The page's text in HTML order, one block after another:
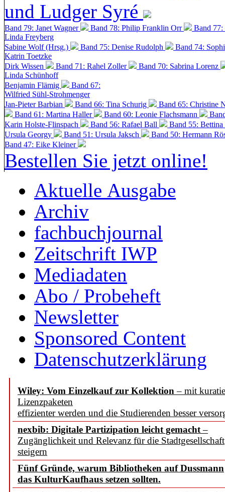
und Ludger Syré
Band 79: Janet Wagner Band 78: Philip Franklin Orr
Band
Linda Freyberg
Sabine Wolf (Hrsg.)
Band 75: Denise Rudolph
Band 74:
Katrin Toetzke
Dirk Wissen
Band 71: Rahel Zoller
Band 70: Sabrina Lorenz
Linda Schünhoff
Benjamin Flämig
Band 67:
Wilfried Sühl-Strohmenger
Jan-Pieter Barbian
Band 66: Tina Schurig
Band 65: Christine
Band 61: Martina Haller
Band 60: Leonie Flachsmann
Karin Holste-Flinspach
Band 56: Rafael Ball
Band 55:
Ursula Georgy
Band 51: Ursula Jaksch Band 50: Hermann
Band 47: Eike Kleiner
Bestellen Sie jetzt online!
Aktuelle Ausgabe
Archiv
fachbuchjournal
Zeitschrift IWP
Mediadaten
Abo / Probeheft
Newsletter
Sponsored Content
Datenschutzerklärung
Wiley: Vom Einzelkauf zur Kollektion – mit
Lizenzpaketen
effizienter werden und die Studierenden besser
nexbib: Digitale Partizipation leicht gemacht–
Zugänglichkeit und Relevanz für die Stadtgesellschaft
steigern
Fünf Gründe, warum Bibliotheken auf Dussmann
das KulturKaufhaus setzen sollten.